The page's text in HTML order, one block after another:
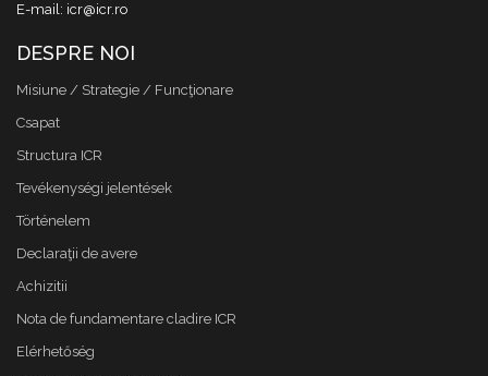
E-mail: icr@icr.ro
DESPRE NOI
Misiune / Strategie / Funcţionare
Csapat
Structura ICR
Tevékenységi jelentések
Történelem
Declaraţii de avere
Achizitii
Nota de fundamentare cladire ICR
Elérhetőség